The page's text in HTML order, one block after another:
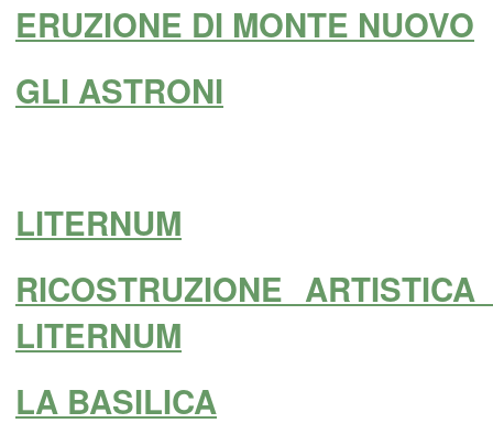
ERUZIONE DI MONTE NUOVO
GLI ASTRONI
LITERNUM
RICOSTRUZIONE
LITERNUM
LA BASILICA